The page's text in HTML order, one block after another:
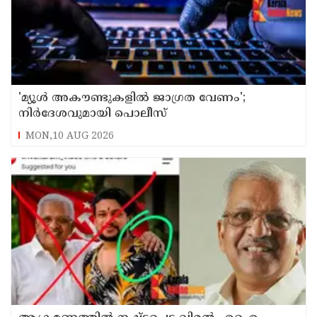
'മ്യൂള്‍ അകൗണ്ടുകളില്‍ ജാഗ്രത വേണം';
നിര്‍ദേശവുമായി പൊലീസ്
MON,10 AUG 2026